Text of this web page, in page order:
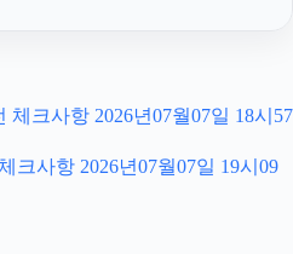
암요양병원
서울마약변호사
크사항 2026년07월07일 18시57
크사항 2026년07월07일 19시09